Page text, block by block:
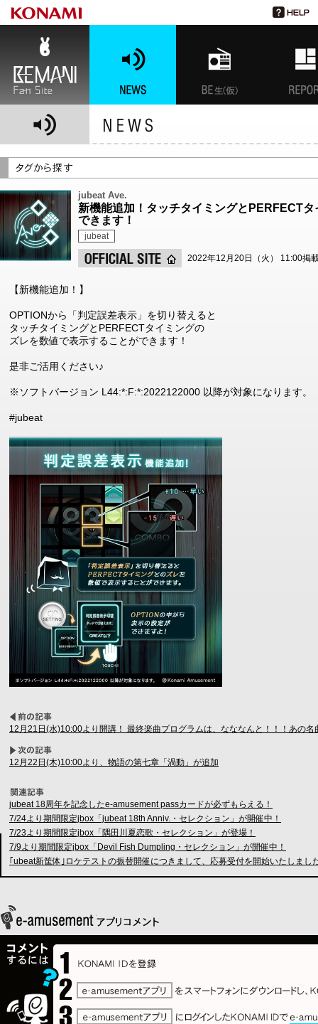
jubeat Ave.
新機能追加！タッチタイミングとPERFECT
できます！
jubeat
2022年12月20日（火） 11:00掲
【新機能追加！】
OPTIONから「判定誤差表示」を切り替えると
タッチタイミングとPERFECTタイミングの
ズレを数値で表示することができます！
是非ご活用ください♪
※ソフトバージョン L44:*:F:*:2022122000 以降が対象になります。
#jubeat
12月21日(水)10:00より開講！ 最終楽曲プログラムは、なななんと！！！あの
12月22日(木)10:00より、物語の第七章「渦動」が追加
jubeat 18周年を記念したe-amusement passカードが必ずもらえる！
7/24より期間限定jbox「jubeat 18th Anniv.・セレクション」が開催中！
7/23より期間限定jbox「隅田川夏恋歌・セレクション」が登場！
7/9より期間限定jbox「Devil Fish Dumpling・セレクション」が開催中！
｢ubeat新筐体｣ロケテストの振替開催につきまして、応募受付を開始いたしまし